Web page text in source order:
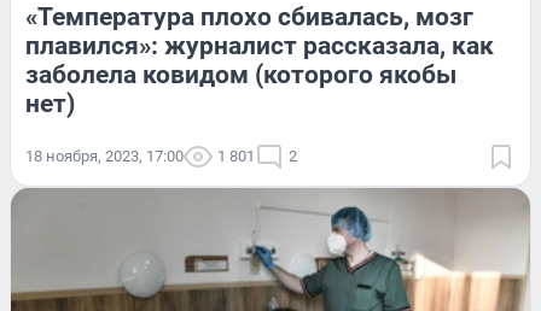
«Температура плохо сбивалась, мозг
плавился»: журналист рассказала, как
заболела ковидом (которого якобы
нет)
18 ноября, 2023, 17:00 1 801 2